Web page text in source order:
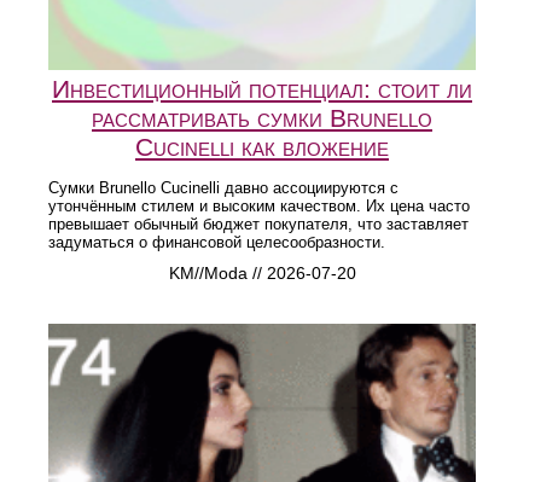
Инвестиционный потенциал: стоит ли
рассматривать сумки Brunello
Cucinelli как вложение
Сумки Brunello Cucinelli давно ассоциируются с
утончённым стилем и высоким качеством. Их цена часто
превышает обычный бюджет покупателя, что заставляет
задуматься о финансовой целесообразности.
KM//Moda // 2026-07-20